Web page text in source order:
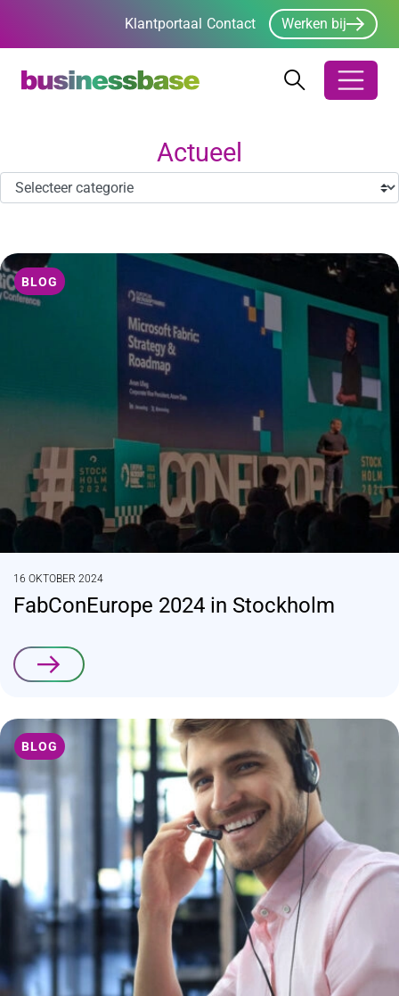
Klantportaal Contact Werken bij
Zoeken Zoeken
Actueel
BLOG
16 OKTOBER 2024
FabConEurope 2024 in Stockholm
Lees verder
BLOG